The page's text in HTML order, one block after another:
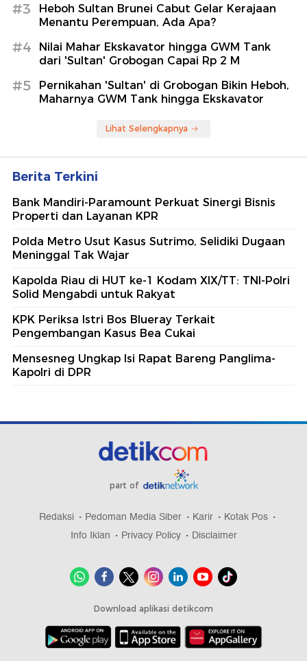
#3
Heboh Sultan Brunei Cabut Gelar Kerajaan
Menantu Perempuan, Ada Apa?
#4
Nilai Mahar Ekskavator hingga GWM Tank
dari 'Sultan' Grobogan Capai Rp 2 M
#5
Pernikahan 'Sultan' di Grobogan Bikin Heboh,
Maharnya GWM Tank hingga Ekskavator
Lihat Selengkapnya
Berita Terkini
Bank Mandiri-Paramount Perkuat Sinergi Bisnis
Properti dan Layanan KPR
Polda Metro Usut Kasus Sutrimo, Selidiki Dugaan
Meninggal Tak Wajar
Kapolda Riau di HUT ke-1 Kodam XIX/TT: TNI-Polri
Solid Mengabdi untuk Rakyat
KPK Periksa Istri Bos Blueray Terkait
Pengembangan Kasus Bea Cukai
Mensesneg Ungkap Isi Rapat Bareng Panglima-
Kapolri di DPR
part of
Redaksi Pedoman Media Siber Karir
Kotak Pos
Info Iklan
Privacy Policy Disclaimer
Download aplikasi detikcom